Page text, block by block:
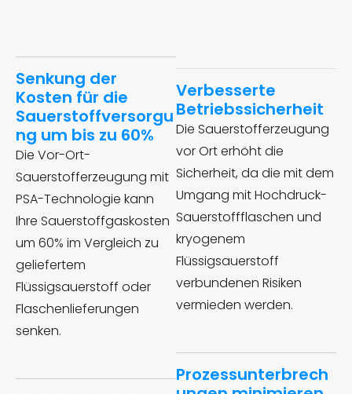
Senkung der
Kosten für die
Sauerstoffversorgu
ng um bis zu 60%
Die Vor-Ort-
Sauerstofferzeugung mit
PSA-Technologie kann
Ihre Sauerstoffgaskosten
um 60% im Vergleich zu
geliefertem
Flüssigsauerstoff oder
Flaschenlieferungen
senken.
Verbesserte
Betriebssicherheit
Die Sauerstofferzeugung
vor Ort erhöht die
Sicherheit, da die mit dem
Umgang mit Hochdruck-
Sauerstoffflaschen und
kryogenem
Flüssigsauerstoff
verbundenen Risiken
vermieden werden.
Prozessunterbrech